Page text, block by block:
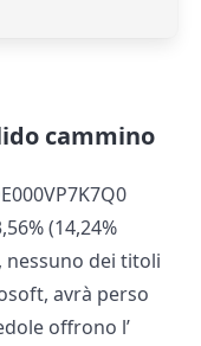
cammino
(14,24%
nessuno dei titoli
avrà perso
offrono l’